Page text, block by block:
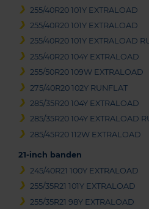
255/40R20 101Y EXTRALOAD
255/40R20 101Y EXTRALOAD
255/40R20 101Y EXTRALOAD
255/40R20 104Y EXTRALOAD
255/50R20 109W EXTRALOAD
275/40R20 102Y RUNFLAT
285/35R20 104Y EXTRALOAD
285/35R20 104Y EXTRALOAD
285/45R20 112W EXTRALOAD
21-inch banden
245/40R21 100Y EXTRALOAD
255/35R21 101Y EXTRALOAD
255/35R21 98Y EXTRALOAD